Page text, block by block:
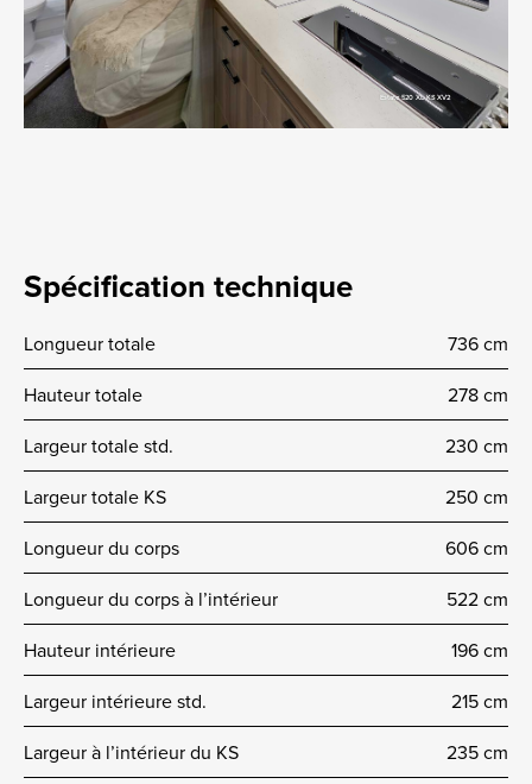
Spécification technique
Longueur totale
736 cm
Hauteur totale
278 cm
Largeur totale std.
230 cm
Largeur totale KS
250 cm
Longueur du corps
606 cm
Longueur du corps à l’intérieur
522 cm
Hauteur intérieure
196 cm
Largeur intérieure std.
215 cm
Largeur à l’intérieur du KS
235 cm